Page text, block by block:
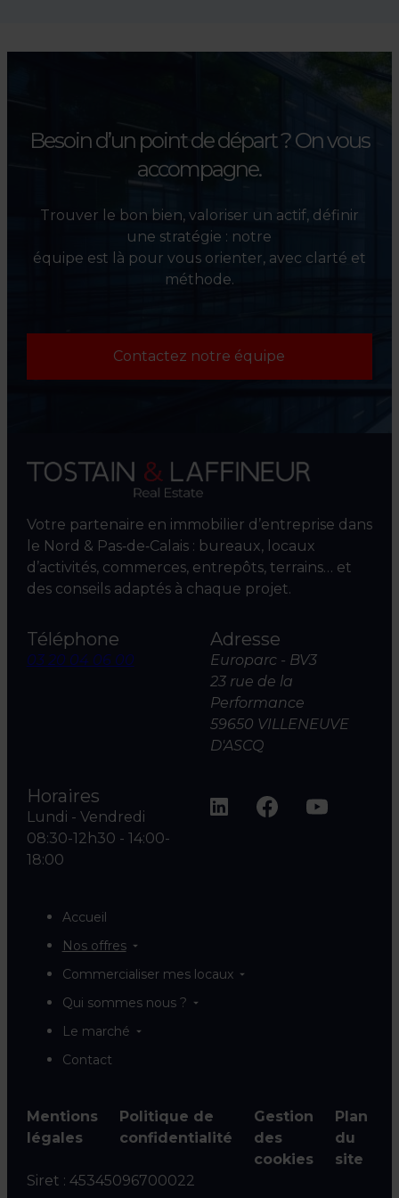
l’évaluation et la valorisation
Besoin d’un point de départ ?On vous
accompagne.
Trouver le bon bien, valoriser un actif, définir
une stratégie : notre
équipe est là pour vous orienter, avec clarté et
méthode.
Contactez notre équipe
Votre partenaire en immobilier d’entreprise dans
le Nord & Pas‑de‑Calais : bureaux, locaux
d’activités, commerces, entrepôts, terrains… et
des conseils adaptés à chaque projet.
Téléphone
03 20 04 06 00
Adresse
Europarc - BV3
23 rue de la
Performance
59650 VILLENEUVE
D'ASCQ
Horaires
Lundi - Vendredi
08:30-12h30 - 14:00-
18:00
Accueil
Nos offres
Commercialiser mes locaux
Qui sommes nous ?
Le marché
Contact
Mentions
légales
Politique de
confidentialité
Gestion
des
cookies
Plan
du
site
Siret : 45345096700022